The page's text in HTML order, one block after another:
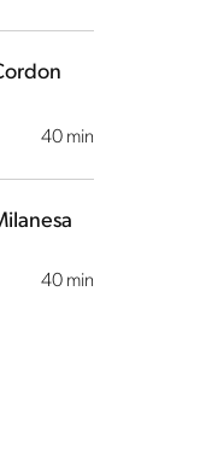
40 min
40 min